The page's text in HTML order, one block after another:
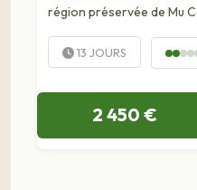
région préservée de Mu
13 JOURS
2 450 €